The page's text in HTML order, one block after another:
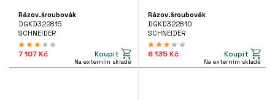
Rázov.šroubovák
DGKD322815
SCHNEIDER
7 107 Kč Koupit
Na externím skladě
Rázov.šroubovák
DGKD322810
SCHNEIDER
6 135 Kč Koupit
Na externím skladě